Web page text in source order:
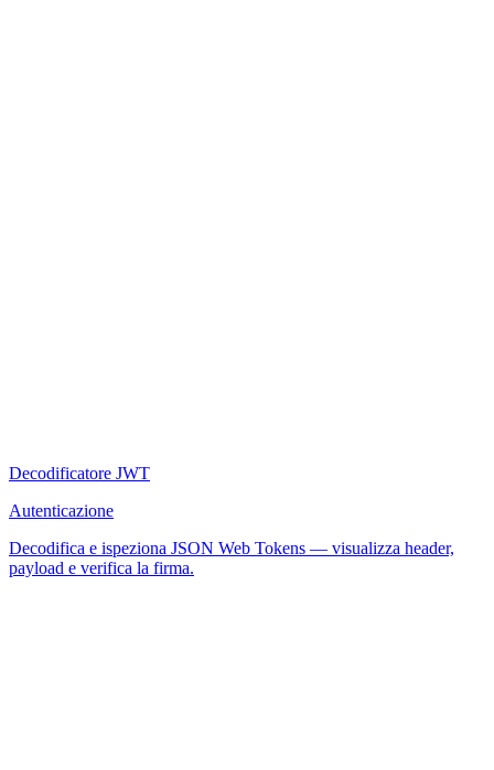
Decodificatore JWT
Autenticazione
Decodifica e ispeziona JSON Web Tokens — visualizza header,
payload e verifica la firma.